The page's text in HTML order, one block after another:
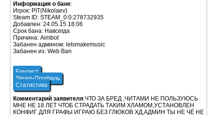
Информация о бане:
Игрок: PIT(Nikolaev)
Steam ID: STEAM_0:0:278732935
Добавлен: 24.05.15 18:06
Срок бана: Навсегда
Причина: Aimbot
Забанен админом: letsmakemusic
Забанен из: Web Ban
Банлист
Steam-Профиль
Статистика
Комментарий заявителя:ЧТО ЗА БРЕД ,ЧИТАМИ НЕ ПОЛЬЗУЮСЬ
МНЕ НЕ 18 ЛЕТ ЧТОБ СТРАДАТЬ ТАКИМ ХЛАМОМ,УСТАНОВЛЕН
КОНФИГ ДЛЯ ГРАФЫ ИГРАЮ БЕЗ ГЛЮКОВ ХД,АДМИН ТЫ НЕ ЧЁ НЕ